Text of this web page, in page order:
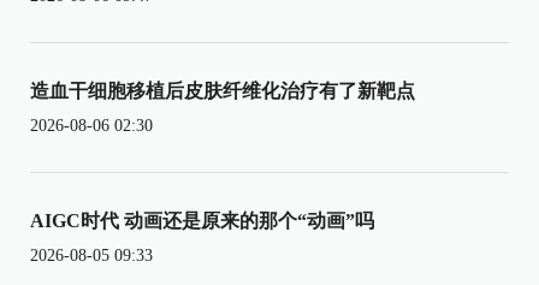
造血干细胞移植后皮肤纤维化治疗有了新靶点
2026-08-06 02:30
AIGC时代 动画还是原来的那个“动画”吗
2026-08-05 09:33